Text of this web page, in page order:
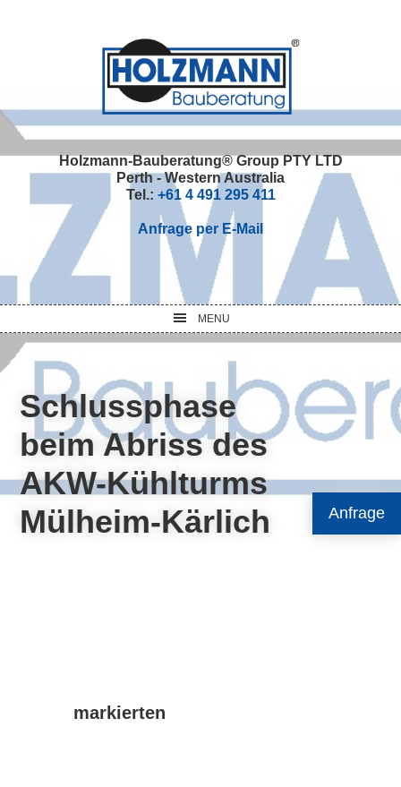
Anfrage
Holzmann-Bauberatung® Group PTY LTD
Perth - Western Australia
Tel.: +61 4 491 295 411
Anfrage per E-Mail
MENU
Schlussphase
beim Abriss des
AKW-Kühlturms
Mülheim-Kärlich
markierten